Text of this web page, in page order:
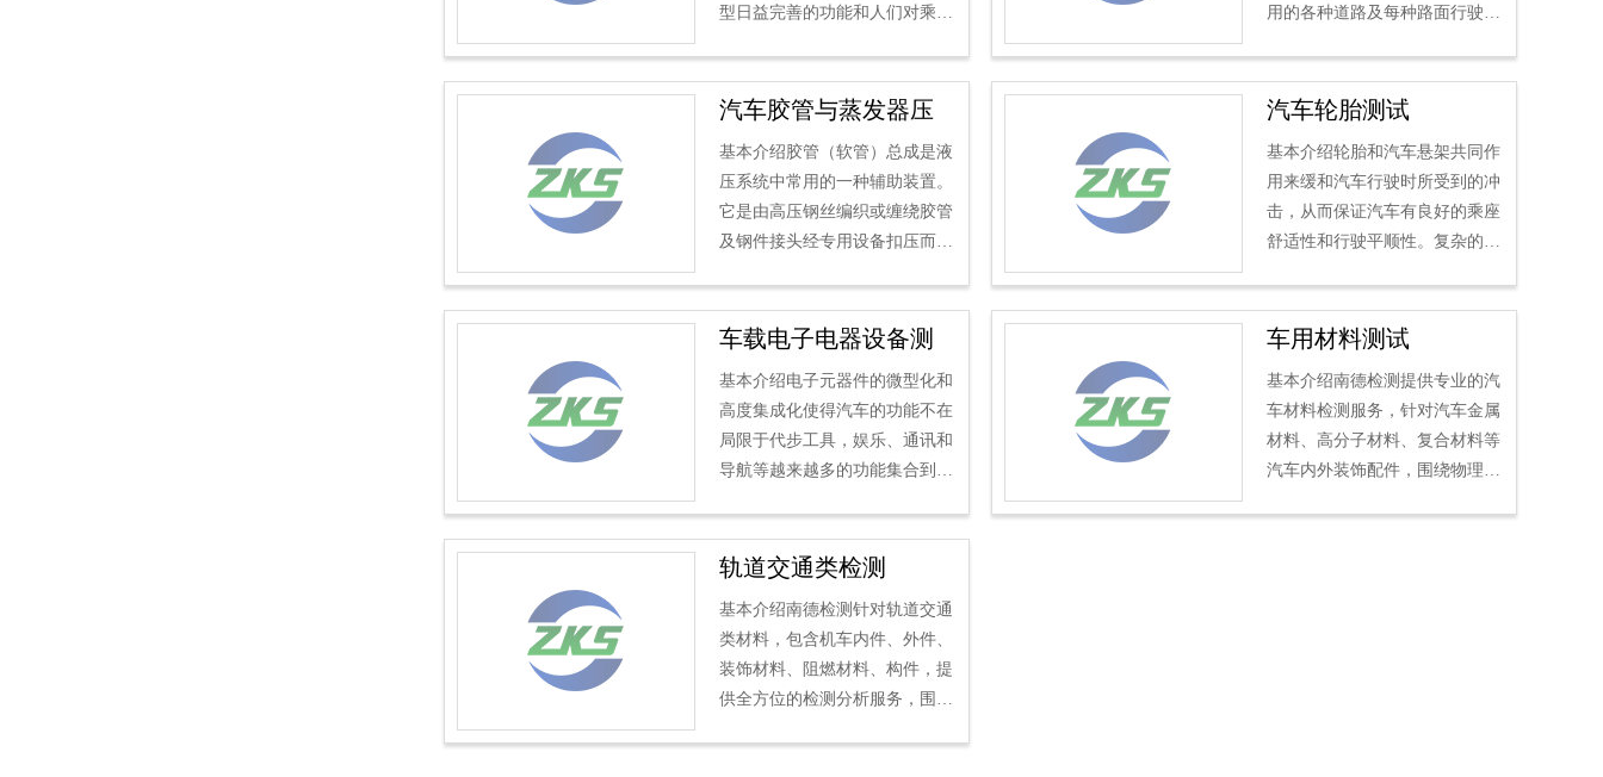
型日益完善的功能和人们对乘车
用的各种道路及每种路面行驶的
汽车胶管与蒸发器压
力脉冲试验
基本介绍胶管（软管）总成是液
压系统中常用的一种辅助装置。
它是由高压钢丝编织或缠绕胶管
及钢件接头经专用设备扣压而
度-4...
汽车轮胎测试
基本介绍轮胎和汽车悬架共同作
用来缓和汽车行驶时所受到的冲
击，从而保证汽车有良好的乘座
舒适性和行驶平顺性。复杂的路
车载电子电器设备测
试
基本介绍电子元器件的微型化和
高度集成化使得汽车的功能不在
局限于代步工具，娱乐、通讯和
导航等越来越多的功能集合到了
车用材料测试
基本介绍南德检测提供专业的汽
车材料检测服务，针对汽车金属
材料、高分子材料、复合材料等
汽车内外装饰配件，围绕物理化
轨道交通类检测
基本介绍南德检测针对轨道交通
类材料，包含机车内件、外件、
装饰材料、阻燃材料、构件，提
供全方位的检测分析服务，围绕